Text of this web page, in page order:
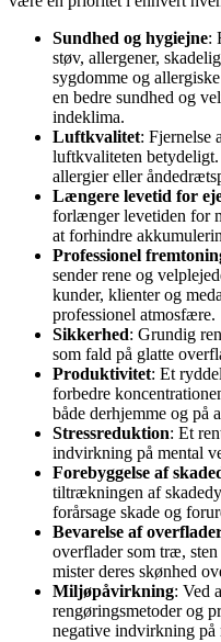
Sundhed og hygiejne:
støv, allergener,
sygdomme og
en bedre sundhed og
indeklima.
Luftkvalitet: Fjernelse
luftkvaliteten
allergier eller
Længere levetid for
forlænger levetiden for
at forhindre
Professionel
sender rene og
kunder, klienter og
professionel atmosfære.
Sikkerhed: Grundig
som fald på glatte
Produktivitet: Et
forbedre
både derhjemme og på
Stressreduktion: Et
indvirkning på mental
Forebyggelse af
tiltrækningen af
forårsage skade og
Bevarelse af
overflader som træ,
mister deres skønhed
Miljøpåvirkning: Ved
rengøringsmetoder og
negative indvirkning på